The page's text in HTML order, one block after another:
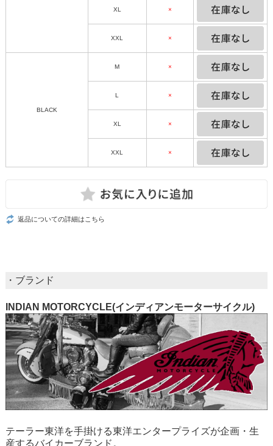
XL ×
XXL ×
BLACK
M ×
L ×
XL ×
XXL ×
返品についての詳細はこちら
・ブランド
INDIAN MOTORCYCLE(インディアンモーターサイクル)
テーラー東洋を手掛ける東洋エンタープライズが企画・生
産するバイカーブランド。